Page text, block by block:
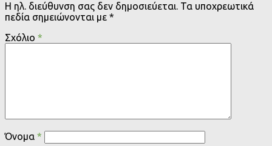
Η ηλ. διεύθυνση σας δεν δημοσιεύεται. Τα υποχρεωτικά
πεδία σημειώνονται με *
Σχόλιο *
Όνομα *